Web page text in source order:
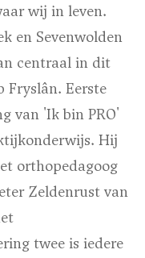
wij in leven.
en Sevenwolden
centraal in dit
Fryslân. Eerste
van 'Ik bin PRO'
Hij
orthopedagoog
Zeldenrust van
twee is iedere